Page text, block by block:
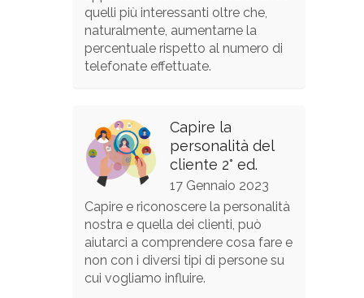
quelli più interessanti oltre che,
naturalmente, aumentarne la
percentuale rispetto al numero di
telefonate effettuate.
Capire la
personalità del
cliente 2° ed.
17 Gennaio 2023
Capire e riconoscere la personalità
nostra e quella dei clienti, può
aiutarci a comprendere cosa fare e
non con i diversi tipi di persone su
cui vogliamo influire.